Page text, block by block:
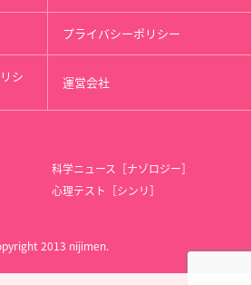
プライバシーポリシー
シ 運営会社
科学ニュース［ナゾロジー］
心理テスト［シンリ］
2013 nijimen.